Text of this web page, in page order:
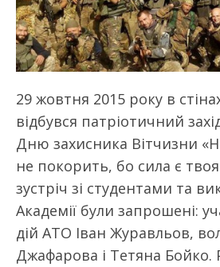
29 жовтня 2015 року в
відбувся патріотичний
Дню захисника Вітчизни
не покорить, бо сила є
зустріч зі студентами та
Академії були запрошені:
дій АТО Іван Журавльов,
Джафарова і Тетяна Бойко.